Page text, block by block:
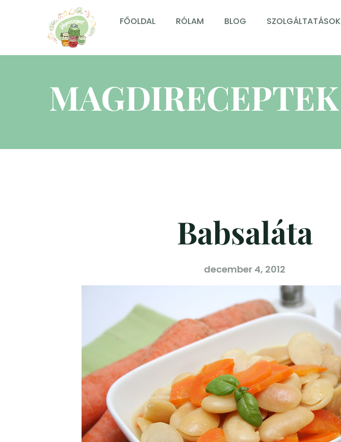
FŐOLDAL RÓLAM BLOG SZOLGÁLTATÁSOK
MAGDIRECEPTEK
Babsaláta
december 4, 2012